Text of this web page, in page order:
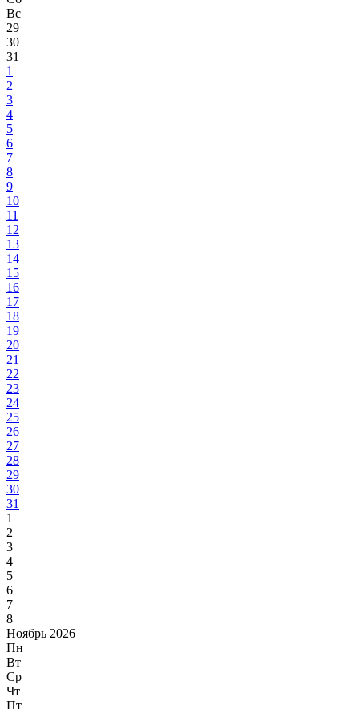
Вс
29
30
31
1
2
3
4
5
6
7
8
9
10
11
12
13
14
15
16
17
18
19
20
21
22
23
24
25
26
27
28
29
30
31
1
2
3
4
5
6
7
8
Ноябрь 2026
Пн
Вт
Ср
Чт
Пт